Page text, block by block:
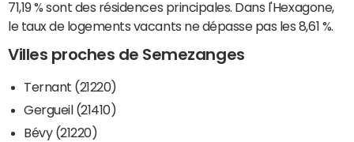
71,19 % sont des résidences principales. Dans l'Hexagone,
le taux de logements vacants ne dépasse pas les 8,61 %.
Villes proches de Semezanges
Ternant (21220)
Gergueil (21410)
Bévy (21220)